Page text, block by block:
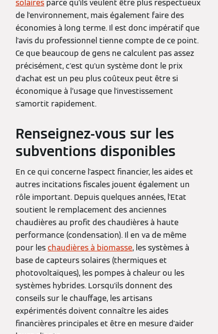
solaires parce qu'ils veulent être plus respectueux
de l'environnement, mais également faire des
économies à long terme. Il est donc impératif que
l'avis du professionnel tienne compte de ce point.
Ce que beaucoup de gens ne calculent pas assez
précisément, c'est qu'un système dont le prix
d'achat est un peu plus coûteux peut être si
économique à l’usage que l'investissement
s'amortit rapidement.
Renseignez-vous sur les
subventions disponibles
En ce qui concerne l'aspect financier, les aides et
autres incitations fiscales jouent également un
rôle important. Depuis quelques années, l'Etat
soutient le remplacement des anciennes
chaudières au profit des chaudières à haute
performance (condensation). Il en va de même
pour leschaudières à biomasse, les systèmes à
base de capteurs solaires (thermiques et
photovoltaïques), les pompes à chaleur ou les
systèmes hybrides. Lorsqu'ils donnent des
conseils sur le chauffage, les artisans
expérimentés doivent connaître les aides
financières principales et être en mesure d'aider